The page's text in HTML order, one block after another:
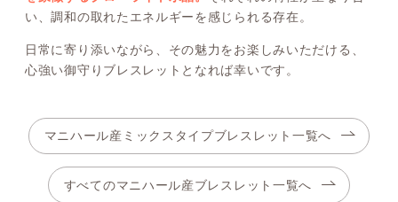
い、調和の取れたエネルギーを感じられる存在。
日常に寄り添いながら、その魅力をお楽しみいただける、
心強い御守りブレスレットとなれば幸いです。
マニハール産ミックスタイプブレスレット一覧へ
すべてのマニハール産ブレスレット一覧へ